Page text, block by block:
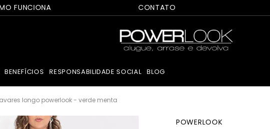
FUNCIONA CONTATO
BENEFÍCIOS RESPONSABILIDADE SOCIAL BLOG
longo powerlook - verde menta
POWERLOOK